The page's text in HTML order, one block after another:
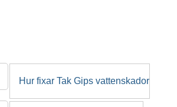
Hur fixar Tak Gips vattenskador